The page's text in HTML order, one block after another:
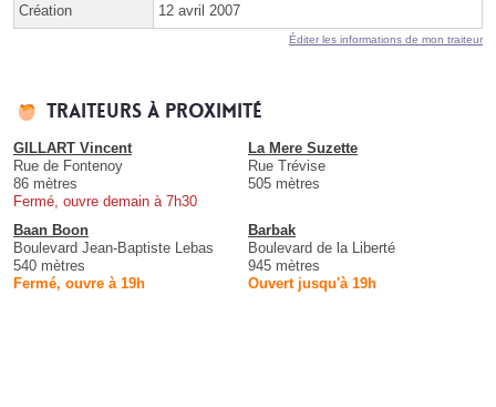
Création 12 avril 2007
Éditer les informations de mon traiteur
Traiteurs à proximité
GILLART Vincent
Rue de Fontenoy
86 mètres
Fermé, ouvre demain à 7h30
La Mere Suzette
Rue Trévise
505 mètres
Baan Boon
Boulevard Jean-Baptiste Lebas
540 mètres
Fermé, ouvre à 19h
Barbak
Boulevard de la Liberté
945 mètres
Ouvert jusqu'à 19h